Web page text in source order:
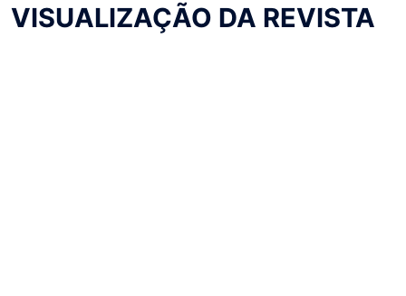
VISUALIZAÇÃO DA REVISTA